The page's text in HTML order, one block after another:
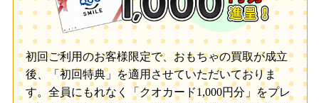
初回ご利用のお客様限定で、おもちゃの買取が成立
後、「初回特典」を適用させていただいておりま
す。全員にもれなく「クオカード1,000円分」をプレ